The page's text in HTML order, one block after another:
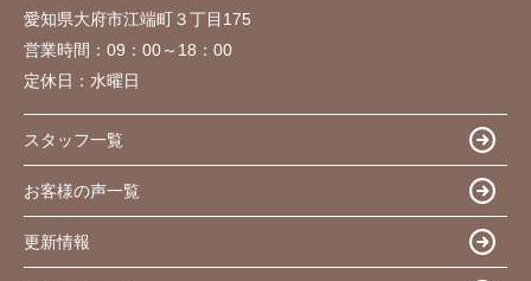
愛知県大府市江端町３丁目175
営業時間： 09：00～18：00
定休日： 水曜日
スタッフ一覧
お客様の声一覧
更新情報